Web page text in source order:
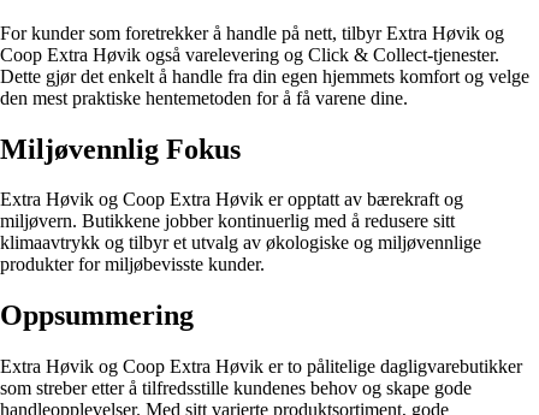
For kunder som foretrekker å handle på nett, tilbyr Extra Høvik og
Coop Extra Høvik også varelevering og Click & Collect-tjenester.
Dette gjør det enkelt å handle fra din egen hjemmets komfort og velge
den mest praktiske hentemetoden for å få varene dine.
Miljøvennlig Fokus
Extra Høvik og Coop Extra Høvik er opptatt av bærekraft og
miljøvern. Butikkene jobber kontinuerlig med å redusere sitt
klimaavtrykk og tilbyr et utvalg av økologiske og miljøvennlige
produkter for miljøbevisste kunder.
Oppsummering
Extra Høvik og Coop Extra Høvik er to pålitelige dagligvarebutikker
som streber etter å tilfredsstille kundenes behov og skape gode
handleopplevelser. Med sitt varierte produktsortiment, gode